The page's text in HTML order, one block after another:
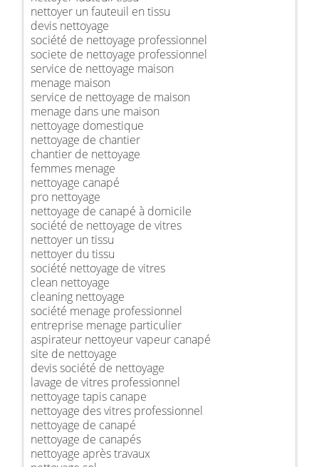
nettoyer un fauteuil en tissu
devis nettoyage
société de nettoyage professionnel
societe de nettoyage professionnel
service de nettoyage maison
menage maison
service de nettoyage de maison
menage dans une maison
nettoyage domestique
nettoyage de chantier
chantier de nettoyage
femmes menage
nettoyage canapé
pro nettoyage
nettoyage de canapé à domicile
société de nettoyage de vitres
nettoyer un tissu
nettoyer du tissu
société nettoyage de vitres
clean nettoyage
cleaning nettoyage
société menage professionnel
entreprise menage particulier
aspirateur nettoyeur vapeur canapé
site de nettoyage
devis société de nettoyage
lavage de vitres professionnel
nettoyage tapis canape
nettoyage des vitres professionnel
nettoyage de canapé
nettoyage de canapés
nettoyage après travaux